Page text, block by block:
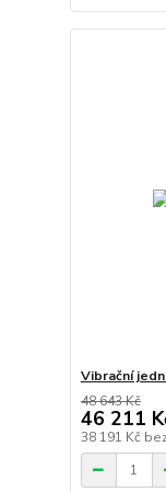
Vibrační
48 643 Kč
46 211
38 191 Kč